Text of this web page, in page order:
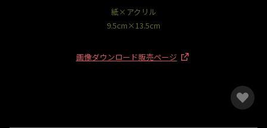
紙×アクリル
9.5cm×13.5cm
画像ダウンロード販売ページ